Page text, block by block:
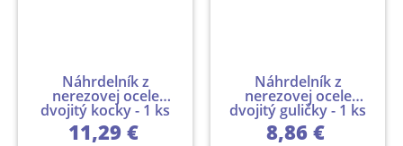
Náhrdelník z
nerezovej ocele
dvojitý kocky - 1 ks
11,29 €
Náhrdelník z
nerezovej ocele
dvojitý guličky - 1 ks
8,86 €